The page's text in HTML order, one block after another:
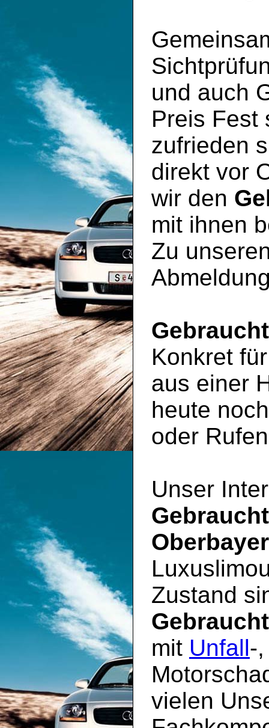
und auch
Preis Fest
zufrieden
direkt vor
wir den
mit ihnen
Zu
Konkret
aus einer
heute
oder
Unser
Zustand
mit Unfall-
vielen